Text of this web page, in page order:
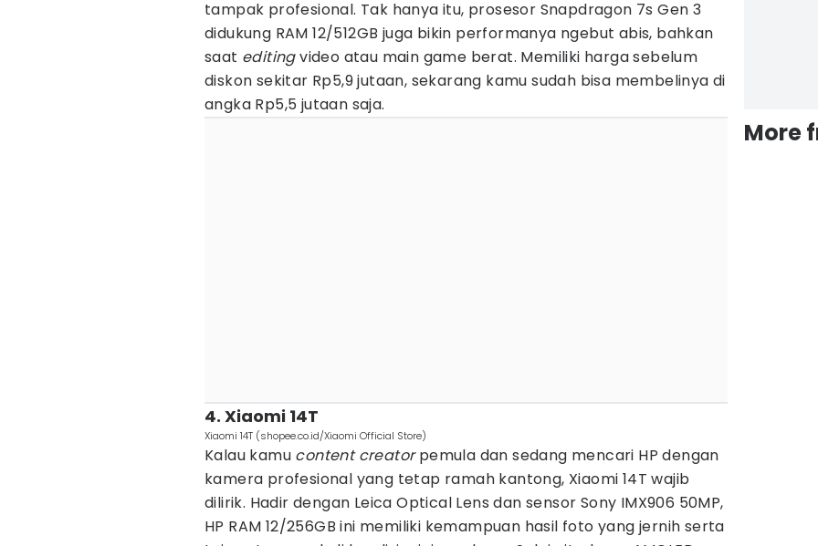
tampak profesional. Tak hanya itu, prosesor Snapdragon 7s Gen 3
didukung RAM 12/512GB juga bikin performanya ngebut abis, bahkan
saat editingvideo atau main game berat. Memiliki harga sebelum
diskon sekitar Rp5,9 jutaan, sekarang kamu sudah bisa membelinya di
angka Rp5,5 jutaan saja.
4. Xiaomi 14T
Xiaomi 14T (shopee.co.id/Xiaomi Official Store)
Kalau kamu content creatorpemula dan sedang mencari HP dengan
kamera profesional yang tetap ramah kantong, Xiaomi 14T wajib
dilirik. Hadir dengan Leica Optical Lens dan sensor Sony IMX906 50MP,
HP RAM 12/256GB ini memiliki kemampuan hasil foto yang jernih serta
More